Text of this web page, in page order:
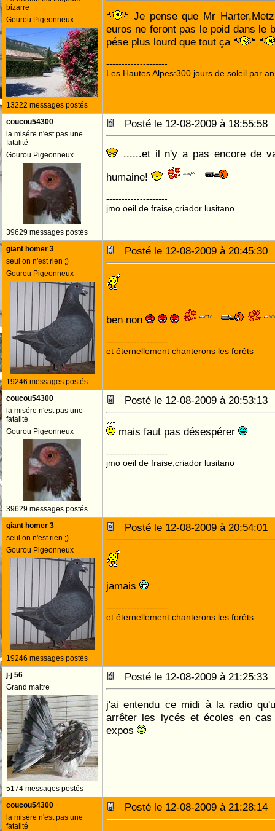
bizarre
Gourou Pigeonneux
13222 messages postés
Je pense que Mr
euros ne feront pas le poid dans le
pése plus lourd que tout ça
--------------------
Les Hautes Alpes:300 jours de soleil par an
coucou54300
la misére n'est pas une
fatalité
Gourou Pigeonneux
39629 messages postés
Posté le 12-08-2009 à
......et il n'y a pas encore de
humaine!
--------------------
jmo oeil de fraise,criador lusitano
giant homer 3
seul on n'est rien ;)
Gourou Pigeonneux
19246 messages postés
Posté le 12-08-2009 à
ben non
--------------------
et éternellement chanterons les forêts
coucou54300
la misére n'est pas une
fatalité
Gourou Pigeonneux
39629 messages postés
Posté le 12-08-2009 à
mais faut pas désespérer
--------------------
jmo oeil de fraise,criador lusitano
giant homer 3
seul on n'est rien ;)
Gourou Pigeonneux
19246 messages postés
Posté le 12-08-2009 à
jamais
--------------------
et éternellement chanterons les forêts
j-j 56
Grand maitre
5174 messages postés
Posté le 12-08-2009 à
j'ai entendu ce midi à la radio
arrêter les lycés et écoles en cas
expos
coucou54300
la misére n'est pas une
fatalité
Posté le 12-08-2009 à